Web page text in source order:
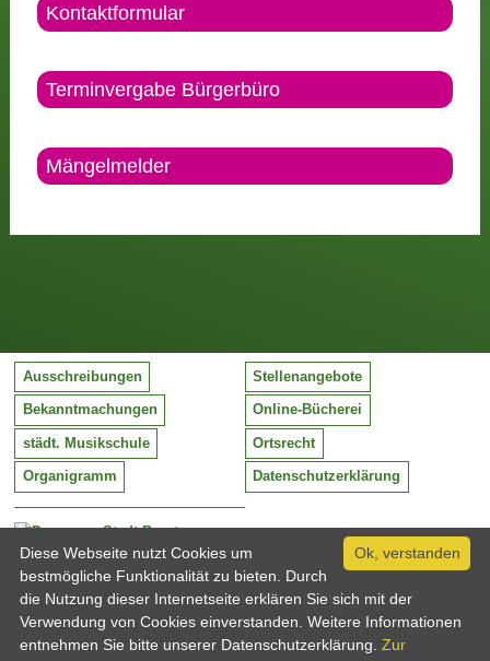
Kontaktformular
Terminvergabe Bürgerbüro
Mängelmelder
Stadt Barntrup
Mittelstraße 38
32683 Barntrup
Tel:
Email:
05263 / 409-0
info@barntrup.de
Ausschreibungen Stellenangebote
Bekanntmachungen Online-Bücherei
städt. Musikschule Ortsrecht
Organigramm Datenschutzerklärung
Ok, verstanden
Diese Webseite nutzt Cookies um
bestmögliche Funktionalität zu bieten. Durch
die Nutzung dieser Internetseite erklären Sie sich mit der
Verwendung von Cookies einverstanden. Weitere Informationen
entnehmen Sie bitte unserer Datenschutzerklärung. Zur